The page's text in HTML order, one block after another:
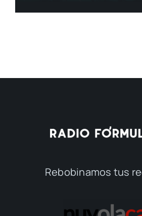
Rebobinamos tus